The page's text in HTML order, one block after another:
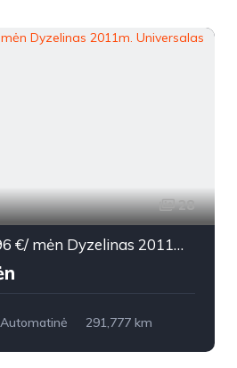
28
BMW 530 nuo 296 €/ mėn Dyzelinas 2011m. Universalas Automatinė
Automatinė
291,777 km